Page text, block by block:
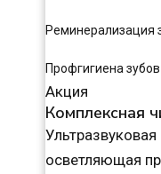
Реминерализация
Профгигиена зубов
Акция
Комплексная
осветляющая